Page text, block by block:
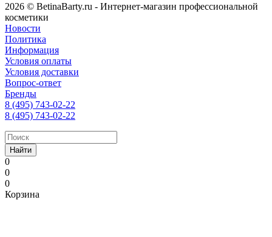
2026 © BetinaBarty.ru - Интернет-магазин профессиональной
косметики
Новости
Политика
Информация
Условия оплаты
Условия доставки
Вопрос-ответ
Бренды
8 (495) 743-02-22
8 (495) 743-02-22
Найти
0
0
0
Корзина